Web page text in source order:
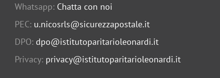
Whatsapp: Chatta con noi
PEC: u.nicosrls@sicurezzapostale.it
DPO: dpo@istitutoparitarioleonardi.it
Privacy: privacy@istitutoparitarioleonardi.it